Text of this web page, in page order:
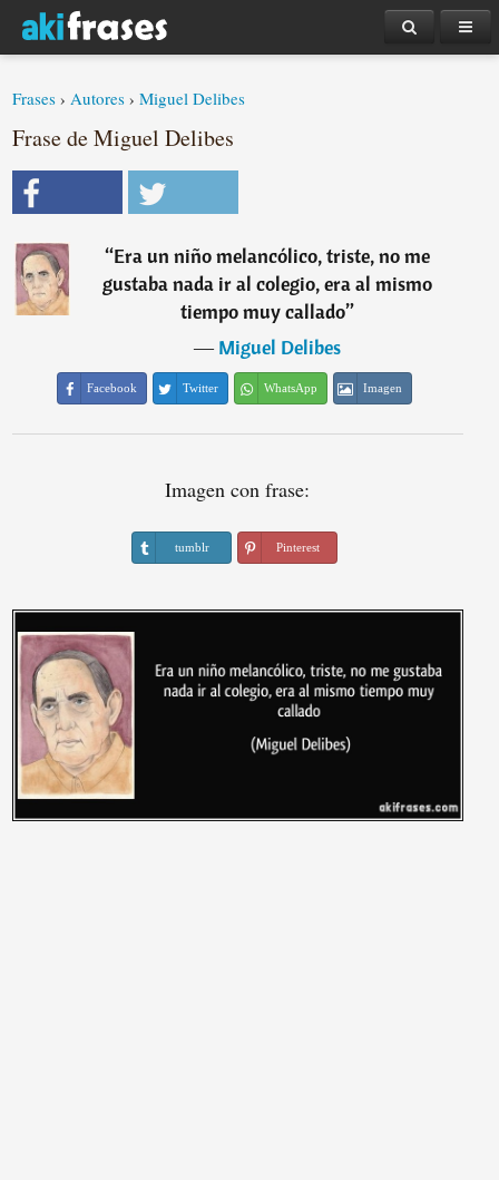
Frases ›Autores ›Miguel Delibes
Frase de Miguel Delibes
“Era un niño melancólico, triste, no me
gustaba nada ir al colegio, era al mismo
tiempo muy callado”
―Miguel Delibes
Facebook Twitter WhatsApp Imagen
Imagen con frase:
tumblr Pinterest